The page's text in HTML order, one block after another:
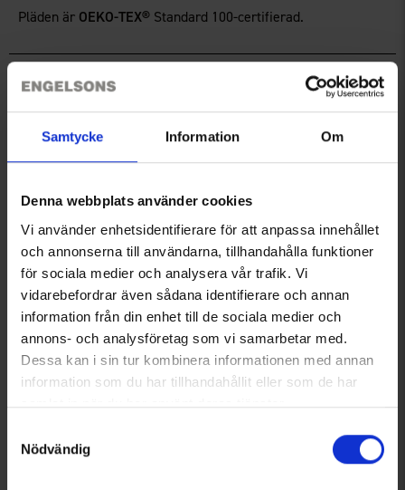
Samtycke Information Om
Denna webbplats använder cookies
Vi använder enhetsidentifierare för att anpassa innehållet
och annonserna till användarna, tillhandahålla funktioner
för sociala medier och analysera vår trafik. Vi
vidarebefordrar även sådana identifierare och annan
information från din enhet till de sociala medier och
annons- och analysföretag som vi samarbetar med.
Dessa kan i sin tur kombinera informationen med annan
information som du har tillhandahållit eller som de har
samlat in när du har använt deras tjänster.
Nödvändig
Pläden är OEKO-TEX® Standard 100-certifierad.
Teknisk specifikation
Recensioner
Du kanske också behöver
Fleecejacka Sjönevad Herr Ullstrumpor Island 2-pack